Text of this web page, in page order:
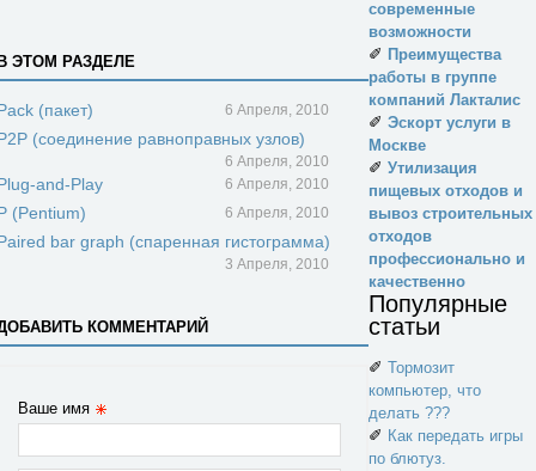
ЭТОМ РАЗДЕЛЕ
(пакет) 6 Апреля, 2010
(соединение равноправных узлов)
6 Апреля, 2010
and-Play 6 Апреля, 2010
(Pentium) 6 Апреля, 2010
bar graph (спаренная гистограмма)
3 Апреля, 2010
КОММЕНТАРИЙ
Ваше имя
современные
возможности
✐ Преимущества
работы в группе
компаний Лакталис
✐ Эскорт услуги в
Москве
✐ Утилизация
пищевых отходов и
вывоз строительных
отходов
профессионально и
качественно
Популярные
статьи
✐ Тормозит
компьютер, что
делать ???
✐ Как передать игры
по блютуз.